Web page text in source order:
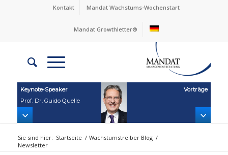
Kontakt Mandat Wachstums-Wochenstart
Mandat Growthletter®
Keynote‑Speaker
Prof. Dr. Guido Quelle
Vorträge
Sie sind hier: Startseite / Wachstumstreiber Blog /
Newsletter